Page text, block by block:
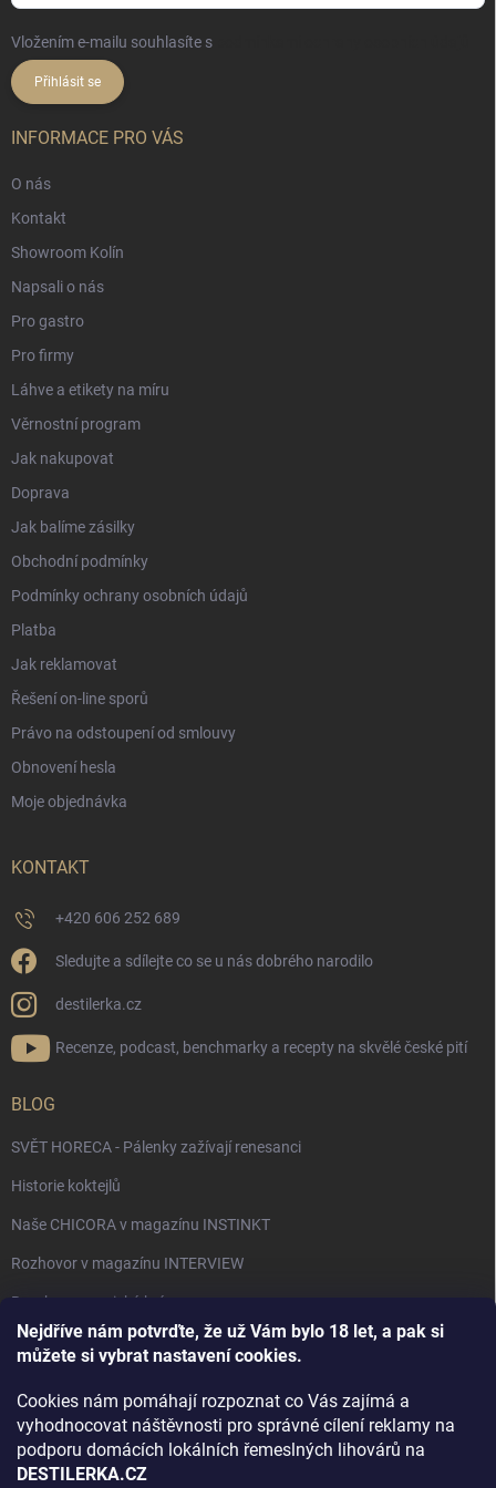
Nejdříve nám potvrďte, že už Vám bylo 18 let, a pak si
můžete si vybrat nastavení cookies.
Cookies nám pomáhají rozpoznat co Vás zajímá a
vyhodnocovat náštěvnosti pro správné cílení reklamy na
podporu domácích lokálních řemeslných lihovárů na
DESTILERKA.CZ
Vložením e-mailu souhlasíte s
Přihlásit se
INFORMACE PRO VÁS
O nás
Kontakt
Showroom Kolín
Napsali o nás
Pro gastro
Pro firmy
Láhve a etikety na míru
Věrnostní program
Jak nakupovat
Doprava
Jak balíme zásilky
Obchodní podmínky
Podmínky ochrany osobních údajů
Platba
Jak reklamovat
Řešení on-line sporů
Právo na odstoupení od smlouvy
Obnovení hesla
Moje objednávka
KONTAKT
+420 606 252 689
Sledujte a sdílejte co se u nás dobrého narodilo
destilerka.cz
Recenze, podcast, benchmarky a recepty na skvělé české pití
BLOG
SVĚT HORECA - Pálenky zažívají renesanci
Historie koktejlů
Naše CHICORA v magazínu INSTINKT
Rozhovor v magazínu INTERVIEW
Bourbon, americká krása.
Napsali v TÝDNU o naší práci
Rozhovor s DESTILERKA.CZ v magazínu DRINKING-CAT
Jak vybrat dárek na Vánoce